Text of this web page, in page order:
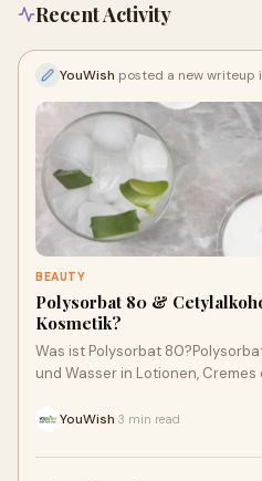
Recent Activity
YouWish posted a new writeup
BEAUTY
Polysorbat 80 &
Kosmetik?
Was ist Polysorbat
und Wasser in Lotionen,
YouWish 3 min read